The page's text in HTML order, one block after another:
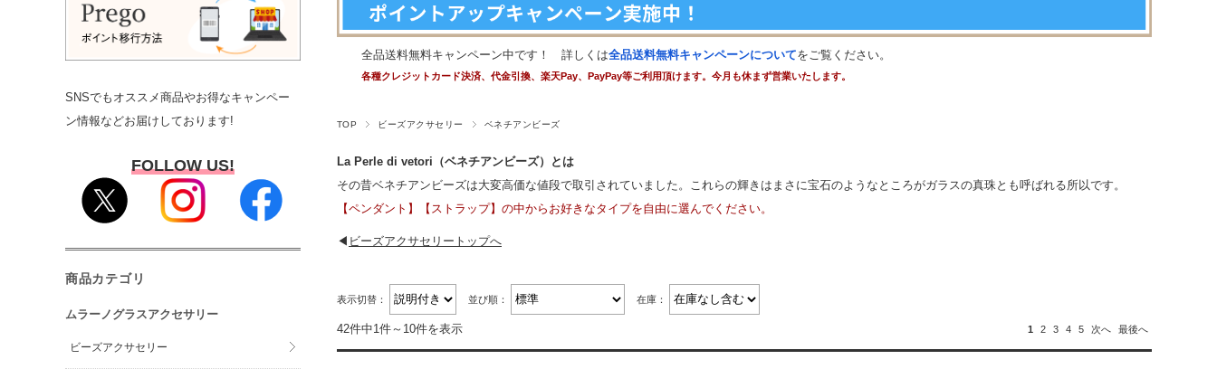
全品送料無料キャンペーン中です！ 詳しくは全品送料無料キャンペーンについてをご覧ください。
各種クレジットカード決済、代金引換、楽天Pay、PayPay等ご利用頂けます。今月も休まず営業いたします。
TOP ビーズアクサセリー ベネチアンビーズ
La Perle di vetori（ベネチアンビーズ）とは
その昔ベネチアンビーズは大変高価な値段で取引されていました。これらの輝きはまさに宝石のようなところがガラスの真珠とも呼ばれる所以です。
【ペンダント】【ストラップ】の中からお好きなタイプを自由に選んでください。
◀ ビーズアクサセリートップへ
表示切替： 並び順： 在庫：
42件中1件～10件を表示 1 2 3 4 5 次へ 最後へ
SNSでもオススメ商品やお得なキャンペー
ン情報などお届けしております!
FOLLOW US!
商品カテゴリ
ムラーノグラスアクセサリー
ビーズアクサセリー